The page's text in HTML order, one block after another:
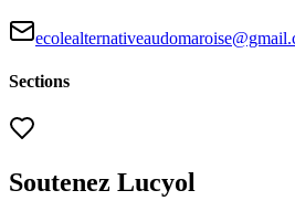
Sections
Soutenez Lucyol